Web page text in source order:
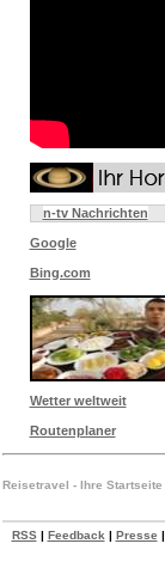
n-tv Nachrichten
Google
Bing.com
Wetter weltweit
Routenplaner
Reisetravel - Ihre Startseite
RSS| Feedback | Presse |